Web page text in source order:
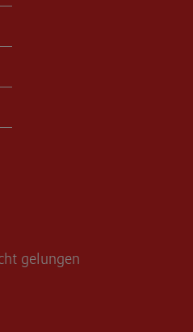
gelungen